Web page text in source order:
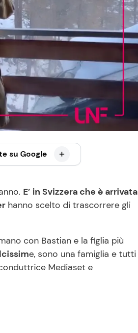
su Google
E’ in Svizzera che è arrivata
hanno scelto di trascorrere gli
con Bastian e la figlia più
e, sono una famiglia e tutti
Mediaset e